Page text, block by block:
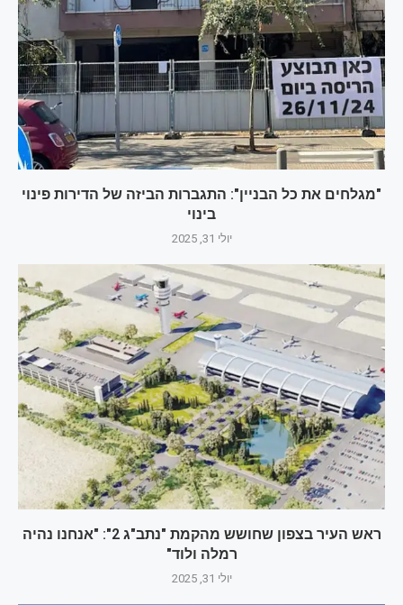
"מגלחים את כל הבניין": התגברות הביזה של הדירות פינוי
בינוי
יולי 31, 2025
ראש העיר בצפון שחושש מהקמת "נתב"ג 2": "אנחנו נהיה
רמלה ולוד"
יולי 31, 2025